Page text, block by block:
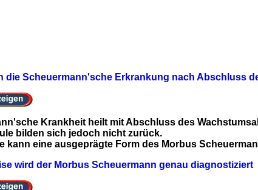
die Scheuermann'sche Erkrankung nach Abschluss
Krankheit heilt mit Abschluss des
bilden sich jedoch nicht zurück.
kann eine ausgeprägte Form des Morbus
wird der Morbus Scheuermann genau diagnostiziert